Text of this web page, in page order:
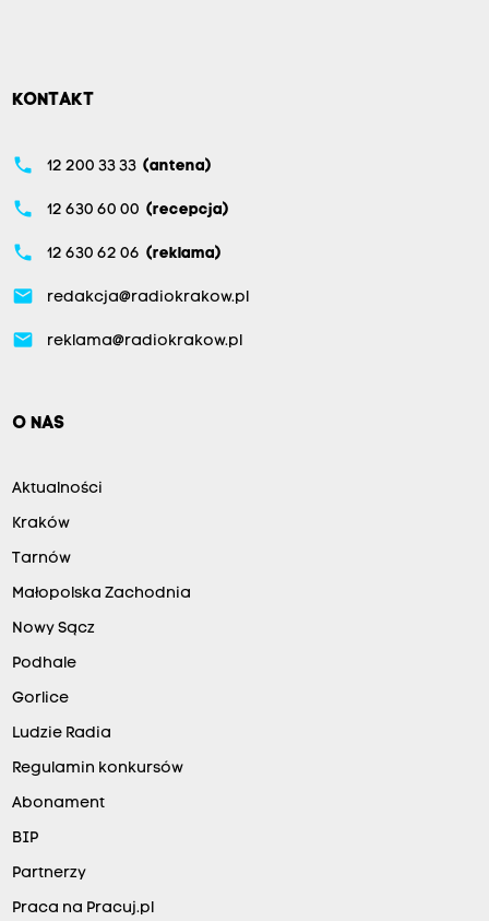
KONTAKT
phone 12 200 33 33 (antena)
phone 12 630 60 00 (recepcja)
phone 12 630 62 06 (reklama)
email redakcja@radiokrakow.pl
email reklama@radiokrakow.pl
O NAS
Aktualności
Kraków
Tarnów
Małopolska Zachodnia
Nowy Sącz
Podhale
Gorlice
Ludzie Radia
Regulamin konkursów
Abonament
BIP
Partnerzy
Praca na Pracuj.pl